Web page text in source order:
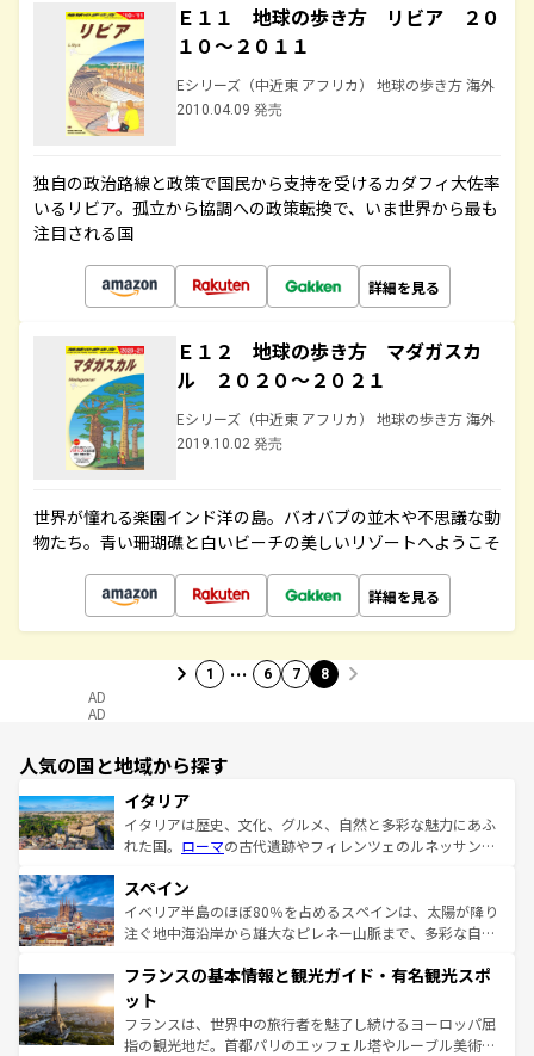
Ｅ１１ 地球の歩き方 リビア ２０
１０～２０１１
Eシリーズ（中近東 アフリカ） 地球の歩き方 海外
2010.04.09 発売
独自の政治路線と政策で国民から支持を受けるカダフィ大佐率
いるリビア。孤立から協調への政策転換で、いま世界から最も
注目される国
詳細を見る
Ｅ１２ 地球の歩き方 マダガスカ
ル ２０２０～２０２１
Eシリーズ（中近東 アフリカ） 地球の歩き方 海外
2019.10.02 発売
世界が憧れる楽園インド洋の島。バオバブの並木や不思議な動
物たち。青い珊瑚礁と白いビーチの美しいリゾートへようこそ
詳細を見る
1 … 6 7 8
AD
AD
人気の国と地域から探す
イタリア
イタリアは歴史、文化、グルメ、自然と多彩な魅力にあふ
れた国。 ローマの古代遺跡やフィレンツェのルネッサンス
ろん、トスカーナの美しい田園風景やアマルフィ海岸の絶
景など、自然景観も見逃せない。観光の合間には、本場の
ピザやパスタなど、絶品のイタリア料理を堪能することも
ませてくれるイタリアで、忘れられない旅をしてみよう！
なお、新着のイタリア情報は
しい。
スペイン
イベリア半島のほぼ80％を占めるスペインは、太陽が降り
注ぐ地中海沿岸から雄大なピレネー山脈まで、多彩な自然
文化が根付くこの国では、情熱的なフラメンコ、熱気あふ
れる闘牛、そして美味しいタパスが生活の一部となってい
る。首都マドリードの洗練された雰囲気や、バルセロナの
アートに溢れた街角から、地方では古代ローマ遺跡や中世
フランスの基本情報と観光ガイド・有名観光スポ
ット
フランスは、世界中の旅行者を魅了し続けるヨーロッパ屈
指の観光地だ。首都パリのエッフェル塔やルーブル美術館